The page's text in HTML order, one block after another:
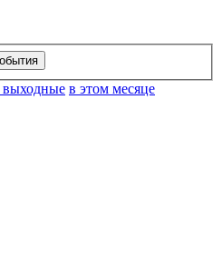
выходные в этом месяце